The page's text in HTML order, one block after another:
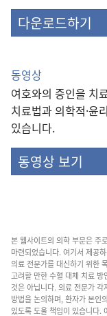
다운로드하기
동영상
여호와의 증인을 치
치료법과 의학적·윤
있습니다.
동영상 보기
본 웹사이트의 의학 부문은 주
마련되었습니다. 여기서 제공
의료 전문가를 대신하기 위한
고려할 만한 수혈 대체 치료
것은 아닙니다. 의료 전문가
방법을 논의하며, 환자가 본인
있도록 도울 책임이 있습니다.